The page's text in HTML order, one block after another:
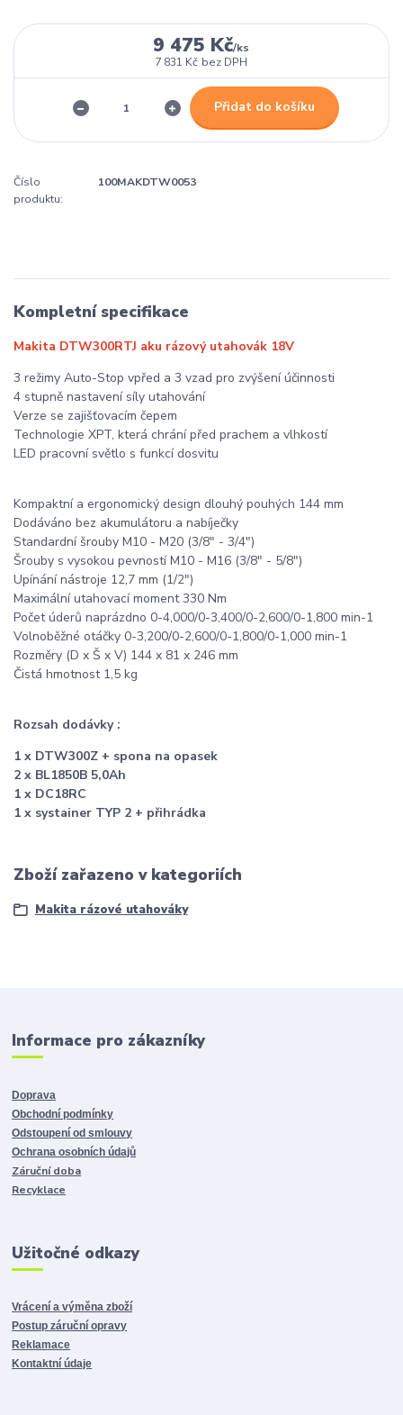
9 475 Kč/ks
7 831 Kč bez DPH
Přidat do košíku
Číslo
produktu:
100MAKDTW0053
Kompletní specifikace
Makita DTW300RTJ aku rázový utahovák 18V
3 režimy Auto-Stop vpřed a 3 vzad pro zvýšení účinnosti
4 stupně nastavení síly utahování
Verze se zajišťovacím čepem
Technologie XPT, která chrání před prachem a vlhkostí
LED pracovní světlo s funkcí dosvitu
Kompaktní a ergonomický design dlouhý pouhých 144 mm
Dodáváno bez akumulátoru a nabíječky
Standardní šrouby M10 - M20 (3/8" - 3/4")
Šrouby s vysokou pevností M10 - M16 (3/8" - 5/8")
Upínání nástroje 12,7 mm (1/2")
Maximální utahovací moment 330 Nm
Počet úderů naprázdno 0-4,000/0-3,400/0-2,600/0-1,800 min-1
Volnoběžné otáčky 0-3,200/0-2,600/0-1,800/0-1,000 min-1
Rozměry (D x Š x V) 144 x 81 x 246 mm
Čistá hmotnost 1,5 kg
Rozsah dodávky :
1 x DTW300Z + spona na opasek
2 x BL1850B 5,0Ah
1 x DC18RC
1 x systainer TYP 2 + přihrádka
Zboží zařazeno v kategoriích
Makita rázové utahováky
Informace pro zákazníky
Doprava
Obchodní podmínky
Odstoupení od smlouvy
Ochrana osobních údajů
Záruční doba
Recyklace
Užitočné odkazy
Vrácení a výměna zboží
Postup záruční opravy
Reklamace
Kontaktní údaje